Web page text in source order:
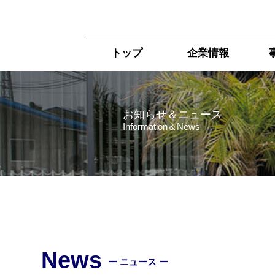
お知らせ＆ニュース
Information＆News
トップ 企業情報
News ー ニュース ー